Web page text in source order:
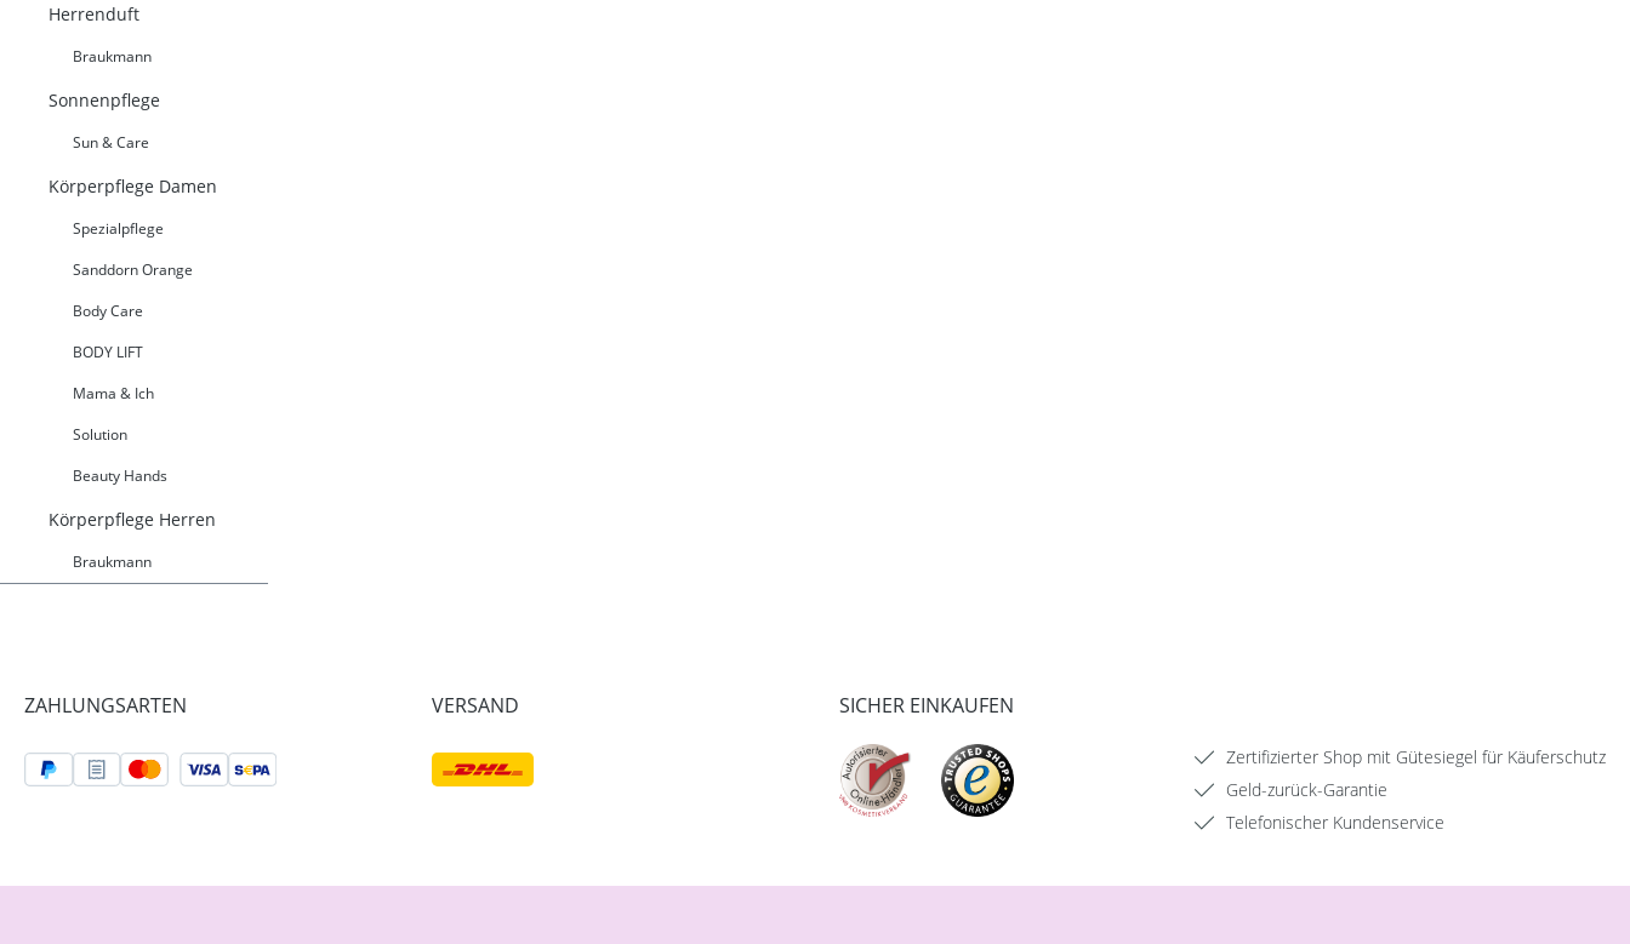
Herrenduft
Braukmann
Sonnenpflege
Sun & Care
Körperpflege Damen
Spezialpflege
Sanddorn Orange
Body Care
BODY LIFT
Mama & Ich
Solution
Beauty Hands
Körperpflege Herren
Braukmann
ZAHLUNGSARTEN VERSAND SICHER EINKAUFEN
Zertifizierter Shop mit Gütesiegel für Käuferschutz
Geld-zurück-Garantie
Telefonischer Kundenservice